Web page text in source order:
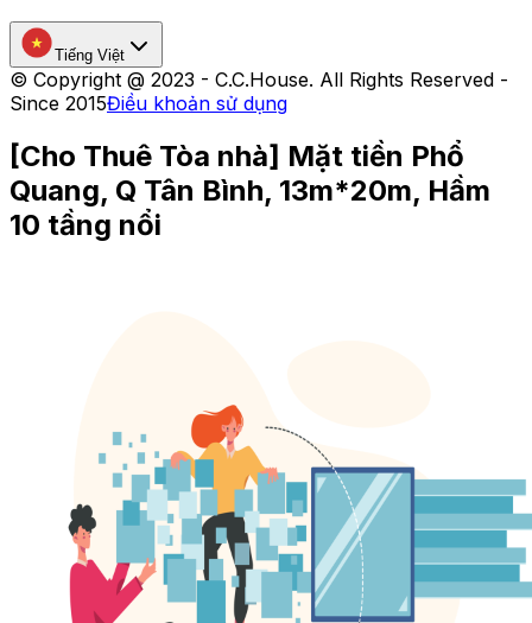
Tiếng Việt
© Copyright @ 2023 - C.C.House. All Rights Reserved -
Since 2015Điều khoản sử dụng
[Cho Thuê Tòa nhà] Mặt tiền Phổ
Quang, Q Tân Bình, 13m*20m, Hầm
10 tầng nổi